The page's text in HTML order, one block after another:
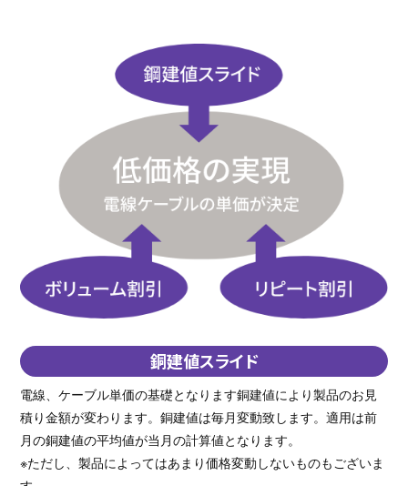
銅建値スライド
電線、ケーブル単価の基礎となります銅建値により製品のお見
積り金額が変わります。銅建値は毎月変動致します。適用は前
月の銅建値の平均値が当月の計算値となります。
※ただし、製品によってはあまり価格変動しないものもございま